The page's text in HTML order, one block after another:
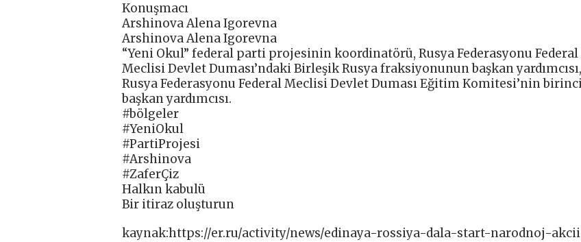
Konuşmacı
Arshinova Alena Igorevna
Arshinova Alena Igorevna
“Yeni Okul” federal parti projesinin koordinatörü, Rusya Federasyonu Federal
Meclisi Devlet Duması’ndaki Birleşik Rusya fraksiyonunun başkan yardımcısı,
Rusya Federasyonu Federal Meclisi Devlet Duması Eğitim Komitesi’nin
başkan yardımcısı.
#bölgeler
#YeniOkul
#PartiProjesi
#Arshinova
#ZaferÇiz
Halkın kabulü
Bir itiraz oluşturun
kaynak:https://er.ru/activity/news/edinaya-rossiya-dala-start-narodnoj-